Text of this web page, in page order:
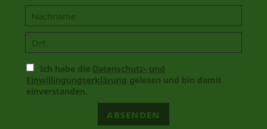
Ich habe die Datenschutz- und
Einwillingungserklärung gelesen und bin damit
einverstanden.
ABSENDEN